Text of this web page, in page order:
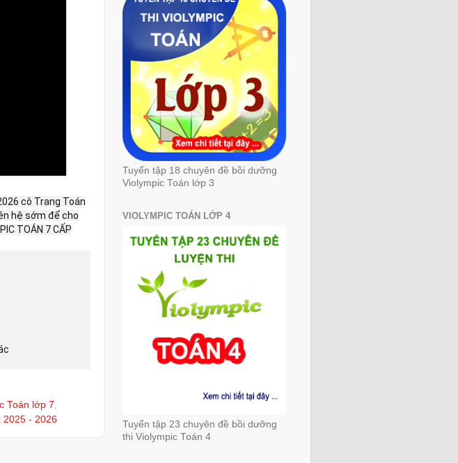
cô Trang Toán
hệ sớm để cho
TOÁN 7 CẤP
Toán lớp 7
2025 - 2026
Tuyển tập 18 chuyên đề bồi dưỡng
Violympic Toán lớp 3
VIOLYMPIC TOÁN LỚP 4
Tuyển tập 23 chuyên đề bồi dưỡng
thi Violympic Toán 4